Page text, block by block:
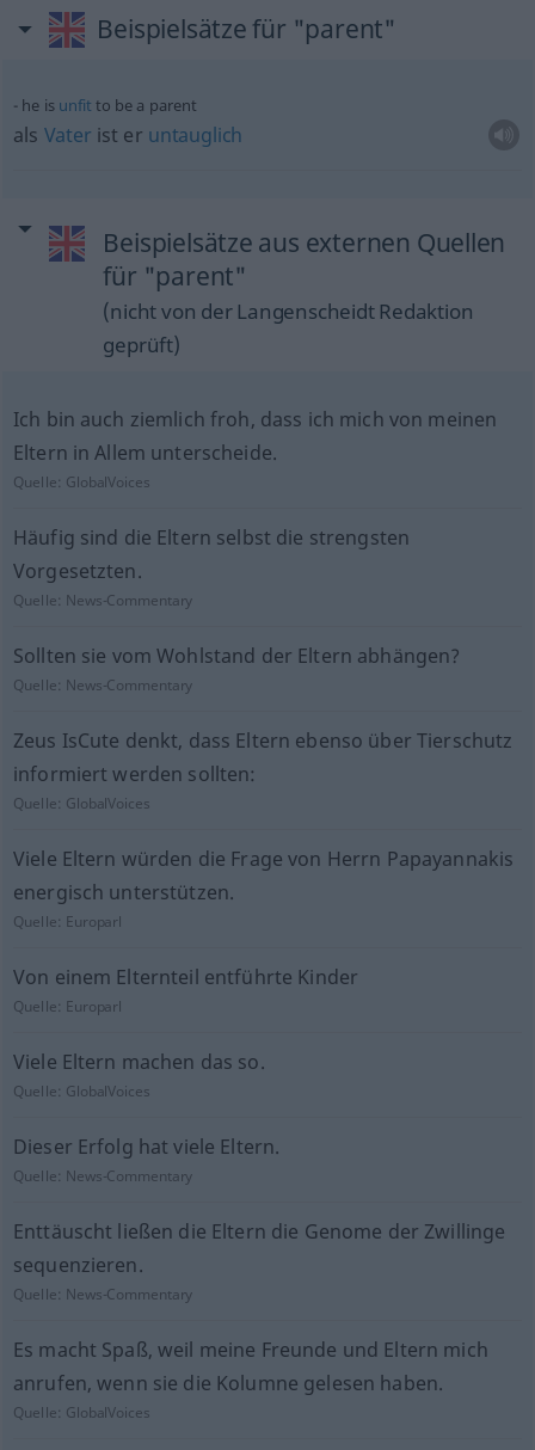
Beispielsätze für "parent"
he is unfit to be a parent
als Vater ist er untauglich
Beispielsätze aus externen Quellen
für "parent"
(nicht von der Langenscheidt Redaktion
geprüft)
Ich bin auch ziemlich froh, dass ich mich von meinen
Eltern in Allem unterscheide.
Quelle: GlobalVoices
Häufig sind die Eltern selbst die strengsten
Vorgesetzten.
Quelle: News-Commentary
Sollten sie vom Wohlstand der Eltern abhängen?
Quelle: News-Commentary
Zeus IsCute denkt, dass Eltern ebenso über Tierschutz
informiert werden sollten:
Quelle: GlobalVoices
Viele Eltern würden die Frage von Herrn Papayannakis
energisch unterstützen.
Quelle: Europarl
Von einem Elternteil entführte Kinder
Quelle: Europarl
Viele Eltern machen das so.
Quelle: GlobalVoices
Dieser Erfolg hat viele Eltern.
Quelle: News-Commentary
Enttäuscht ließen die Eltern die Genome der Zwillinge
sequenzieren.
Quelle: News-Commentary
Es macht Spaß, weil meine Freunde und Eltern mich
anrufen, wenn sie die Kolumne gelesen haben.
Quelle: GlobalVoices